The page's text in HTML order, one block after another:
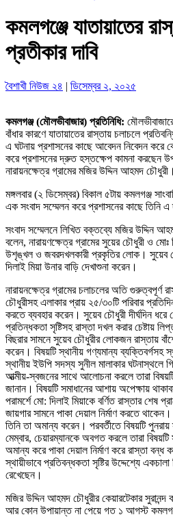
কমলগঞ্জে যাতায়াতের
প্রতীকার দাবি
বৈশাখী নিউজ ২৪ | ডিসেম্বর ২, ২০২৫
কমলগঞ্জ (মৌলভীবাজার) প্রতিনিধি:
বাঁধার কারণে যাতায়াতের রাস্তায় চলাচলে
এ ঘটনায় প্রশাসনের কাছে আবেদন নিবেদন করে
করে প্রশাসনের দ্রুত হস্তক্ষেপ কামনা করছেন
নারায়নক্ষেত্র গ্রামের মজির উদ্দিন আহমদ চৌধুরী।
মঙ্গলবার (২ ডিসেম্বর) বিকাল ৫টায় কমলগঞ্জ
এক সংবাদ সম্মেলন করে প্রশাসনের কাছে তিনি এ
সংবাদ সম্মেলনে লিখিত বক্তব্যে মজির উদ্দিন
বলেন, নারায়ণক্ষেত্র গ্রামের সুয়ের চৌধুরী ও মোঃ
উশৃঙ্খল ও জবরদখলকারী প্রকৃতির লোক। সুয়েব
দিলাই মিয়া উনার বাড়ি দেখাশুনা করেন।
নারায়নক্ষেত্র গ্রামের চলাচলের অতি গুরুত্বপূর্ণ
চৌধুরীসহ এলাকার প্রায় ২৫/৩০টি পরিবার
করতে ব্যবহার করেন। সুয়েব চৌধুরী দীর্ঘদিন ধরে
প্রতিন্ধকতা সৃষ্টিসহ রাস্তা দখল করার চেষ্টায়
বিছরার সামনে সুয়েব চৌধুরীর লোকজন রাস্তায়
করেন। বিষয়টি স্থানীয় গণ্যমান্য ব্যক্তিবর্গসহ
স্থানীয় ইউপি সদস্য সুনীল মালাকার ঘটনাস্থলে
আত্মীয়-স্বজনের সাথে আলোচনা করলে তারা
জানান। বিষয়টি সমাধানের আশায় অপেক্ষায়
পরামর্শে মো: দিলাই মিয়াকে বর্ণিত রাস্তার শেষ
জায়গার সামনে পাকা দেয়াল নির্মাণ করতে
তিনি তা অমান্য করেন। পরবর্তীতে বিষয়টি
মেম্বার, চেয়ারম্যানকে অবগত করলে তারা
অমান্য করে পাকা দেয়াল নির্মাণ করে রাস্তা বন্ধ
স্থায়ীভাবে প্রতিবন্ধকতা সৃষ্টির উদ্দেশ্যে
রেখেছেন।
মজির উদ্দিন আহমদ চৌধুরীর কেয়ারটেকার
আর কোন উপায়ান্ত না পেয়ে গত ১ আগস্ট